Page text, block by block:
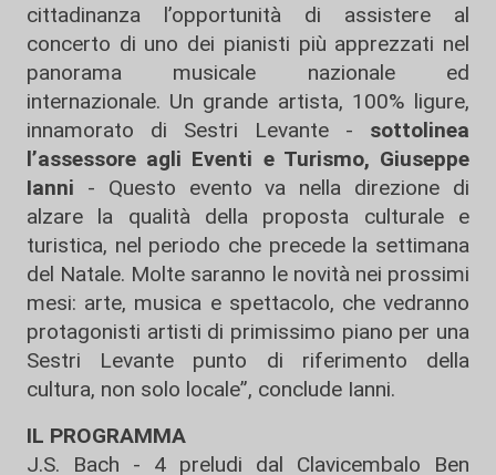
cittadinanza l’opportunità di assistere al
concerto di uno dei pianisti più apprezzati nel
panorama musicale nazionale ed
internazionale. Un grande artista, 100% ligure,
innamorato di Sestri Levante - sottolinea
l’assessore agli Eventi e Turismo, Giuseppe
Ianni - Questo evento va nella direzione di
alzare la qualità della proposta culturale e
turistica, nel periodo che precede la settimana
del Natale. Molte saranno le novità nei prossimi
mesi: arte, musica e spettacolo, che vedranno
protagonisti artisti di primissimo piano per una
Sestri Levante punto di riferimento della
cultura, non solo locale”, conclude Ianni.
IL PROGRAMMA
J.S. Bach - 4 preludi dal Clavicembalo Ben